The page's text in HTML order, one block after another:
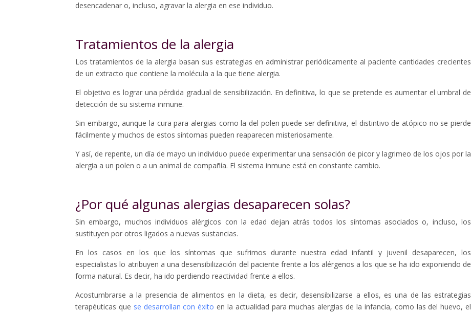
desencadenar o, incluso, agravar la alergia en ese individuo.
Tratamientos de la alergia
Los tratamientos de la alergia basan sus estrategias en administrar periódicamente al paciente cantidades crecientes
de un extracto que contiene la molécula a la que tiene alergia.
El objetivo es lograr una pérdida gradual de sensibilización. En definitiva, lo que se pretende es aumentar el umbral de
detección de su sistema inmune.
Sin embargo, aunque la cura para alergias como la del polen puede ser definitiva, el distintivo de atópico no se pierde
fácilmente y muchos de estos síntomas pueden reaparecen misteriosamente.
Y así, de repente, un día de mayo un individuo puede experimentar una sensación de picor y lagrimeo de los ojos por la
alergia a un polen o a un animal de compañía. El sistema inmune está en constante cambio.
¿Por qué algunas alergias desaparecen solas?
Sin embargo, muchos individuos alérgicos con la edad dejan atrás todos los síntomas asociados o, incluso, los
sustituyen por otros ligados a nuevas sustancias.
En los casos en los que los síntomas que sufrimos durante nuestra edad infantil y juvenil desaparecen, los
especialistas lo atribuyen a una desensibilización del paciente frente a los alérgenos a los que se ha ido exponiendo de
forma natural. Es decir, ha ido perdiendo reactividad frente a ellos.
Acostumbrarse a la presencia de alimentos en la dieta, es decir, desensibilizarse a ellos, es una de las estrategias
terapéuticas que se desarrollan con éxito en la actualidad para muchas alergias de la infancia, como las del huevo, el